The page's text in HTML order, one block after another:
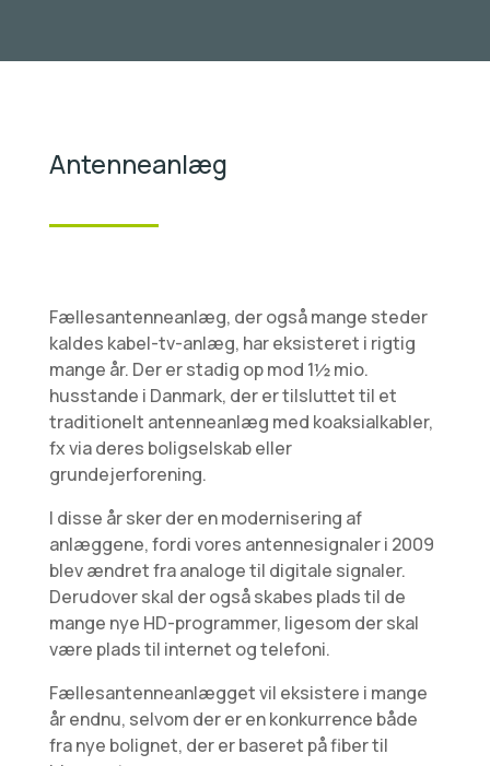
Antenneanlæg
Fællesantenneanlæg, der også mange steder
kaldes kabel-tv-anlæg, har eksisteret i rigtig
mange år. Der er stadig op mod 1½ mio.
husstande i Danmark, der er tilsluttet til et
traditionelt antenneanlæg med koaksialkabler,
fx via deres boligselskab eller
grundejerforening.
I disse år sker der en modernisering af
anlæggene, fordi vores antennesignaler i 2009
blev ændret fra analoge til digitale signaler.
Derudover skal der også skabes plads til de
man­ge nye HD-programmer, ligesom der skal
være plads til internet og telefoni.
Fæl­lesantenneanlægget vil eksistere i mange
år endnu, selvom der er en konkur­ren­ce både
fra nye bolignet, der er baseret på fiber til